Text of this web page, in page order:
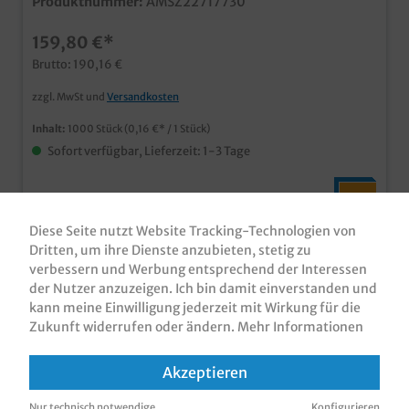
Einsatz in Menüdienst und Gastroservice passende
erhältlich Maschinenfest und stapelbar Professionelle
extrastarke Qualität (Abbildung kann Vergleichsartikel
zeigen)
159,80 €*
Brutto: 190,16 €
zzgl. MwSt und Versandkosten
Inhalt: 1000 Stück (0,16 €* / 1 Stück)
Sofort verfügbar, Lieferzeit: 1-3 Tage
Diese Seite nutzt Website Tracking-Technologien von
Dritten, um ihre Dienste anzubieten, stetig zu
verbessern und Werbung entsprechend der Interessen
der Nutzer anzuzeigen. Ich bin damit einverstanden und
kann meine Einwilligung jederzeit mit Wirkung für die
Zukunft widerrufen oder ändern. Mehr Informationen
Akzeptieren